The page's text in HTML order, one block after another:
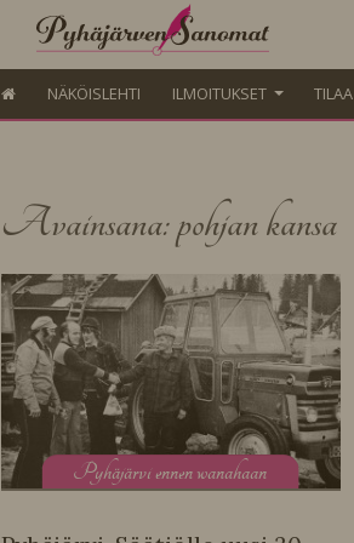
NÄKÖISLEHTI ILMOITUKSET
Avainsana: pohjan kansa
Pyhäjärvi ennen wanahaan